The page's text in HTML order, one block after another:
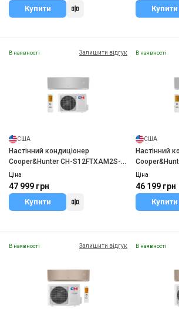
Купити Купити
В наявності Залишити відгук
США
Настінний кондиціонер
Cooper&Hunter CH-S12FTXAM2S-
SC
Ціна
47 999 грн
Купити
В наявності
США
Настінний
SC
Ціна
46 199 грн
Купити
В наявності Залишити відгук В наявності